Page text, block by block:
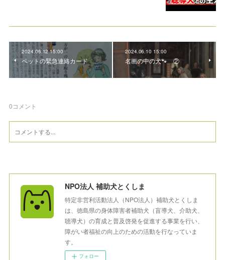
2024.06.12 15:00
ペットの緊急連絡カード
2024.06.10 15:00
名画の中の犬🐾 ②
0コメント
NPO法人 補助犬とくしま
特定非営利活動法人（NPO法人）補助犬とくしま
は、徳島県の身体障害者補助犬（盲導犬、介助犬、
聴導犬）の育成と普及啓発を促進する事業を行い、
障がい者福祉の向上のための活動を行なっていま
す。
フォロー